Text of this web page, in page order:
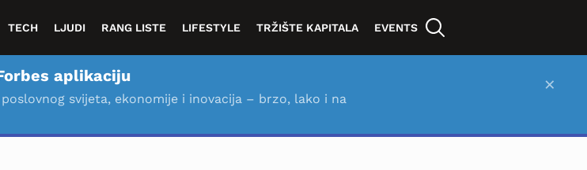
TECH LJUDI RANG LISTE LIFESTYLE TRŽIŠTE KAPITALA EVENTS
aplikaciju
svijeta, ekonomije i inovacija – brzo, lako i na
×